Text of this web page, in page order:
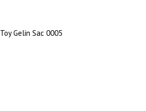
Toy Gelin Sac 0005